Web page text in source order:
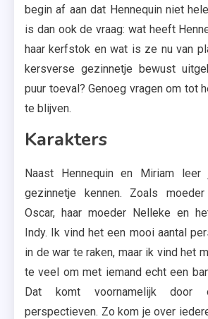
begin af aan dat Hennequin niet
is dan ook de vraag: wat heeft
haar kerfstok en wat is ze nu van
kersverse gezinnetje bewust
puur toeval? Genoeg vragen om tot
te blijven.
Karakters
Naast Hennequin en Miriam
gezinnetje kennen. Zoals
Oscar, haar moeder Nelleke en
Indy. Ik vind het een mooi aantal
in de war te raken, maar ik vind het
te veel om met iemand echt een
Dat komt voornamelijk door
perspectieven. Zo kom je over